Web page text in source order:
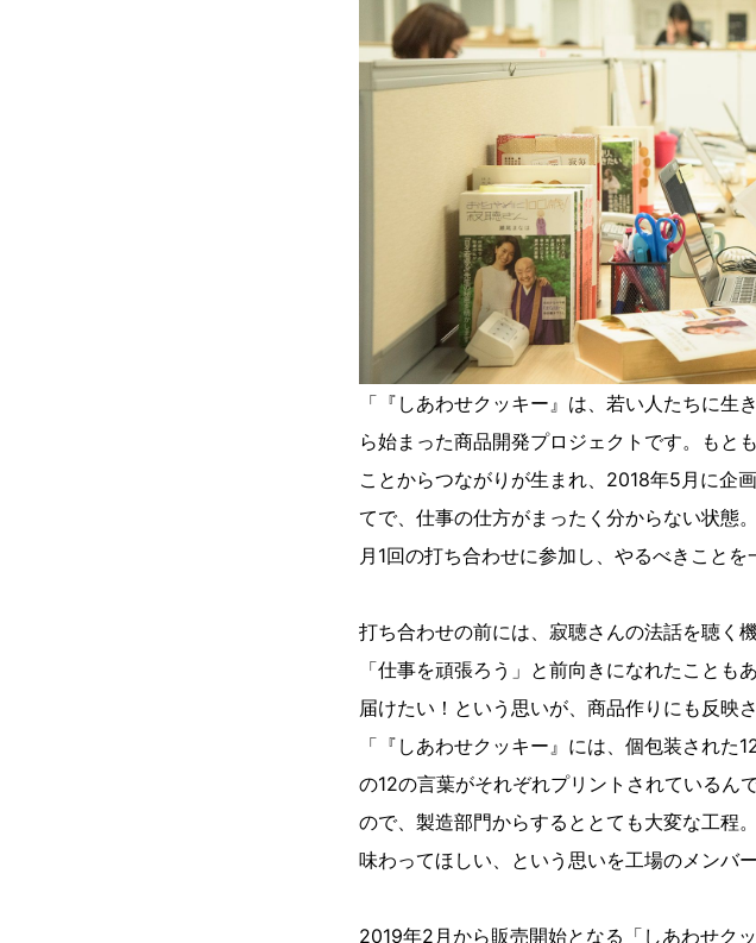
「『しあわせクッキー』は、若い人たちに
ら始まった商品開発プロジェクトです。もと
ことからつながりが生まれ、2018年5月に企
てで、仕事の仕方がまったく分からない状態
月1回の打ち合わせに参加し、やるべきことを
打ち合わせの前には、寂聴さんの法話を聴く
「仕事を頑張ろう」と前向きになれたこと
届けたい！という思いが、商品作りにも反映さ
「『しあわせクッキー』には、個包装され
の12の言葉がそれぞれプリントされているん
ので、製造部門からするととても大変な工程
味わってほしい、という思いを工場のメンバ
2019年2月から販売開始となる「しあわせク